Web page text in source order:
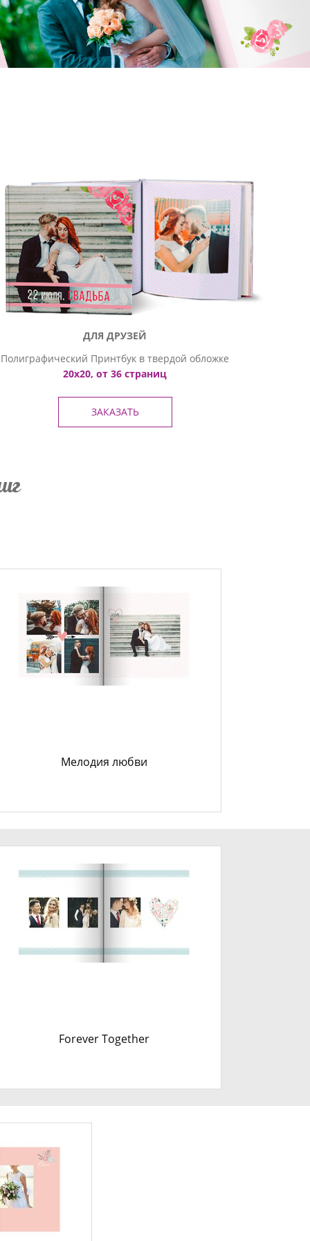
конвертировать макет
такое фотокнига Премиум
ДЛЯ ДРУЗЕЙ
Полиграфический Принтбук в твердой обложке
20х20, от 36 страниц
ЗАКАЗАТЬ
Мелодия любви
Forever Together